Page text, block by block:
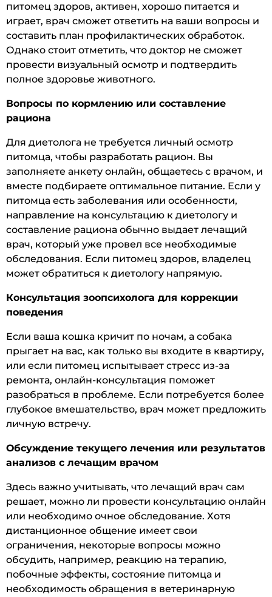
питомец здоров, активен, хорошо питается и
играет, врач сможет ответить на ваши вопросы и
составить план профилактических обработок.
Однако стоит отметить, что доктор не сможет
провести визуальный осмотр и подтвердить
полное здоровье животного.
Вопросы по кормлению или составление
рациона
Для диетолога не требуется личный осмотр
питомца, чтобы разработать рацион. Вы
заполняете анкету онлайн, общаетесь с врачом, и
вместе подбираете оптимальное питание. Если у
питомца есть заболевания или особенности,
направление на консультацию к диетологу и
составление рациона обычно выдает лечащий
врач, который уже провел все необходимые
обследования. Если питомец здоров, владелец
может обратиться к диетологу напрямую.
Консультация зоопсихолога для коррекции
поведения
Если ваша кошка кричит по ночам, а собака
прыгает на вас, как только вы входите в квартиру,
или если питомец испытывает стресс из-за
ремонта, онлайн-консультация поможет
разобраться в проблеме. Если потребуется более
глубокое вмешательство, врач может предложить
личную встречу.
Обсуждение текущего лечения или результатов
анализов с лечащим врачом
Здесь важно учитывать, что лечащий врач сам
решает, можно ли провести консультацию онлайн
или необходимо очное обследование. Хотя
дистанционное общение имеет свои
ограничения, некоторые вопросы можно
обсудить, например, реакцию на терапию,
побочные эффекты, состояние питомца и
необходимость обращения в ветеринарную